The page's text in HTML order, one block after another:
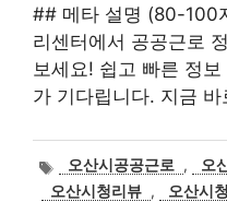
## 메타 설명 (80-100
리센터에서 공공근로
보세요! 쉽고 빠른 정
가 기다립니다. 지금
태
그
오산시공공근로 , 오
오산시청리뷰 , 오산시